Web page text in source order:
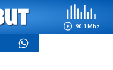
90.1 Mhz